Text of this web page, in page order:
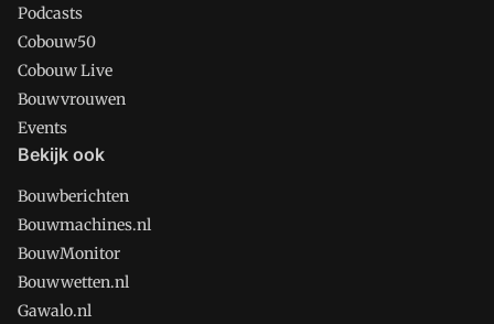
Podcasts
Cobouw50
Cobouw Live
Bouwvrouwen
Events
Bekijk ook
Bouwberichten
Bouwmachines.nl
BouwMonitor
Bouwwetten.nl
Gawalo.nl